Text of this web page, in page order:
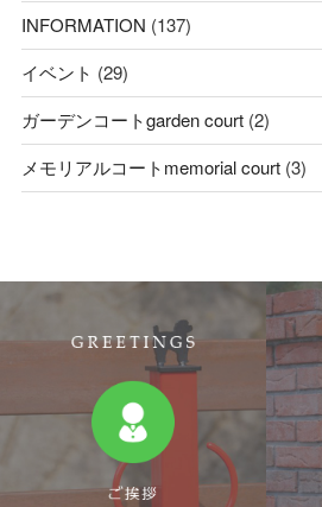
INFORMATION (137)
イベント (29)
ガーデンコートgarden court(2)
メモリアルコートmemorial court(3)